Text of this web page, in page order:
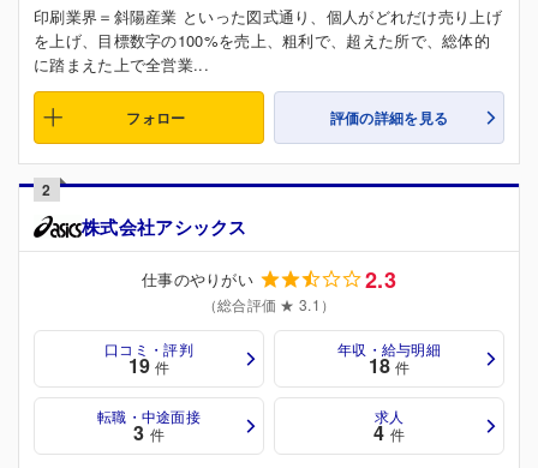
印刷業界＝斜陽産業 といった図式通り、個人がどれだけ売り上げ
を上げ、目標数字の100%を売上、粗利で、超えた所で、総体的
に踏まえた上で全営業...
フォロー 評価の詳細を見る
2
株式会社アシックス
仕事のやりがい 2.3
（総合評価 ★ 3.1）
口コミ・評判
19 件
年収・給与明細
18 件
転職・中途面接
3 件
求人
4 件